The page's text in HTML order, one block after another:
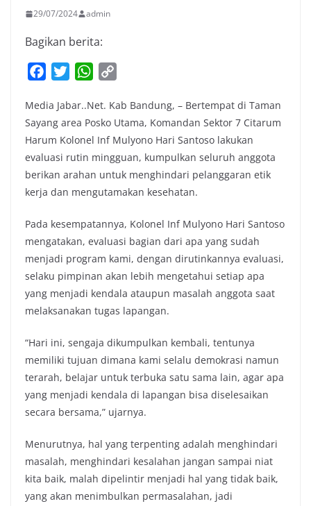
29/07/2024 admin
Bagikan berita:
c
e
b
o
o
k
i
t
t
e
r
W
a
t
s
A
p
p
p
y
L
i
n
k
Media Jabar..Net. Kab Bandung, – Bertempat di Taman
Sayang area Posko Utama, Komandan Sektor 7 Citarum
Harum Kolonel Inf Mulyono Hari Santoso lakukan
evaluasi rutin mingguan, kumpulkan seluruh anggota
berikan arahan untuk menghindari pelanggaran etik
kerja dan mengutamakan kesehatan.
Pada kesempatannya, Kolonel Inf Mulyono Hari Santoso
mengatakan, evaluasi bagian dari apa yang sudah
menjadi program kami, dengan dirutinkannya evaluasi,
selaku pimpinan akan lebih mengetahui setiap apa
yang menjadi kendala ataupun masalah anggota saat
melaksanakan tugas lapangan.
“Hari ini, sengaja dikumpulkan kembali, tentunya
memiliki tujuan dimana kami selalu demokrasi namun
terarah, belajar untuk terbuka satu sama lain, agar apa
yang menjadi kendala di lapangan bisa diselesaikan
secara bersama,” ujarnya.
Menurutnya, hal yang terpenting adalah menghindari
masalah, menghindari kesalahan jangan sampai niat
kita baik, malah dipelintir menjadi hal yang tidak baik,
yang akan menimbulkan permasalahan, jadi